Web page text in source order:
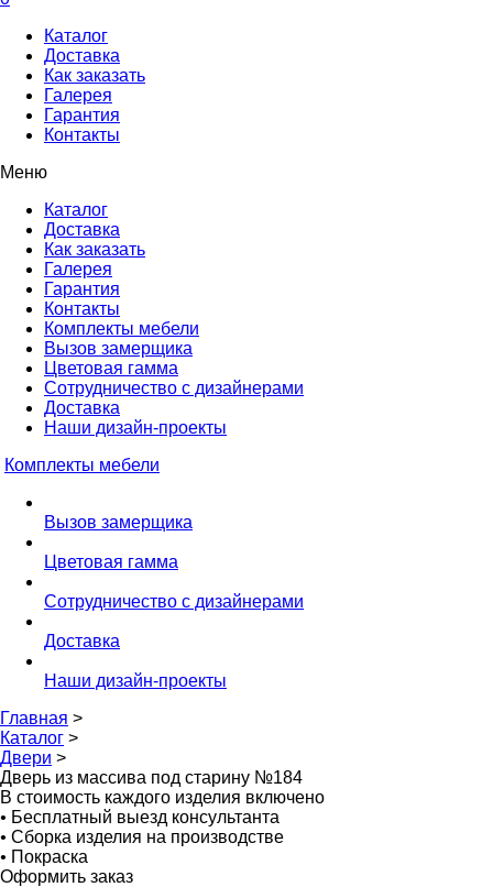
Каталог
Доставка
Как заказать
Галерея
Гарантия
Контакты
Меню
Каталог
Доставка
Как заказать
Галерея
Гарантия
Контакты
Комплекты мебели
Вызов замерщика
Цветовая гамма
Сотрудничество с дизайнерами
Доставка
Наши дизайн-проекты
Комплекты мебели
Вызов замерщика
Цветовая гамма
Сотрудничество с дизайнерами
Доставка
Наши дизайн-проекты
Главная >
Каталог >
Двери >
Дверь из массива под старину №184
В стоимость каждого изделия включено
• Бесплатный выезд консультанта
• Сборка изделия на производстве
• Покраска
Оформить заказ